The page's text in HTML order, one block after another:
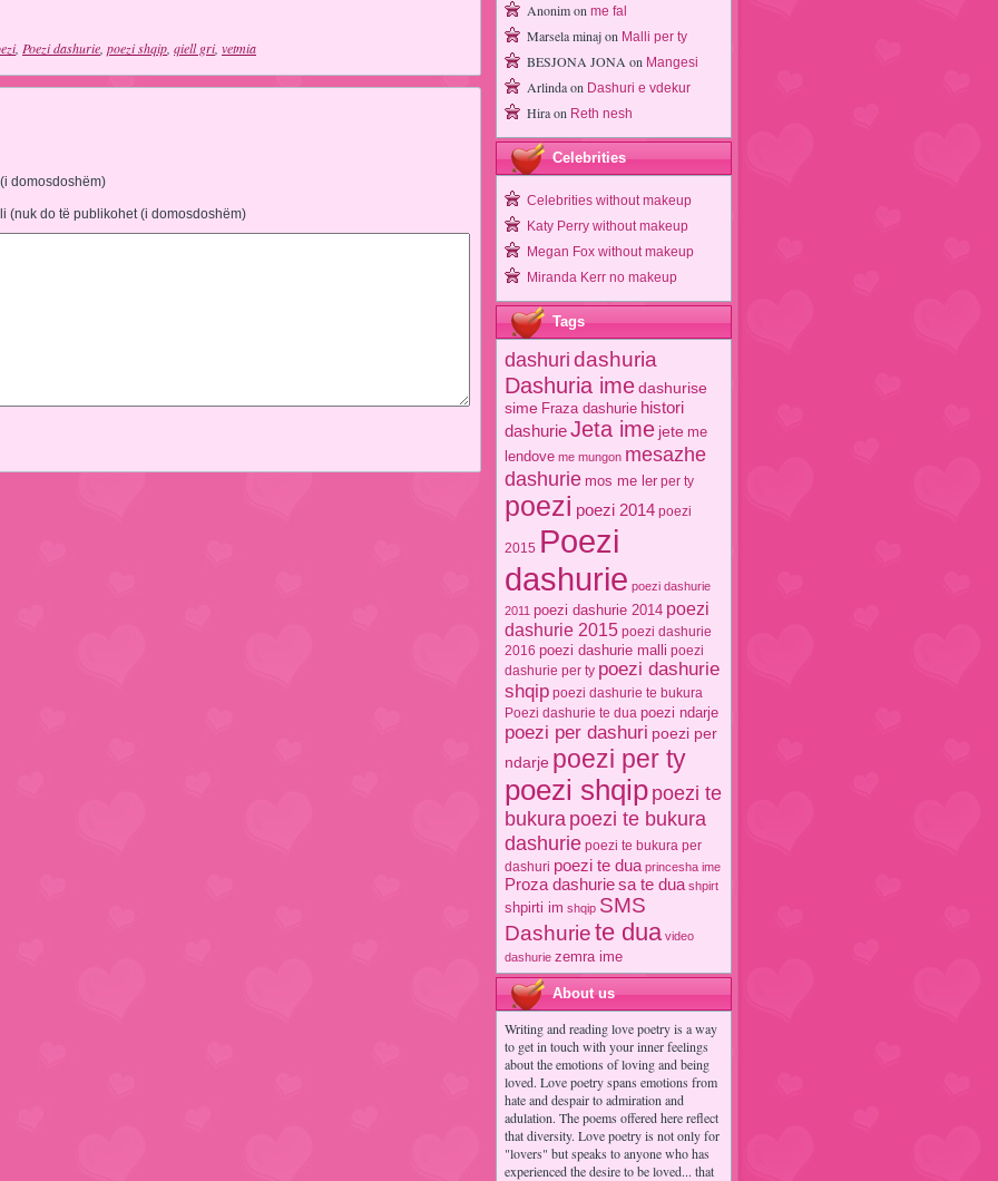
, Poezi dashurie poezi shqip qiell gri, vetmia
domosdoshëm)
(nuk do të publikohet (i domosdoshëm)
Anonimon me fal
Marsela minajon Malli per ty
BESJONA JONA on Mangesi
Arlindaon Dashuri e vdekur
Hiraon Reth nesh
Celebrities
Celebrities without makeup
Katy Perry without makeup
Megan Fox without makeup
Miranda Kerr no makeup
Tags
dashuridashuria
Dashuria imedashurise
sime Fraza dashurie histori
dashurieJeta ime jete me
lendove me mungon mesazhe
dashurie mos me ler per ty
poezi poezi 2014 poezi
2015 Poezi
dashurie poezi dashurie
2011 poezi dashurie 2014 poezi
dashurie 2015 poezi dashurie
2016 poezi dashurie malli poezi
dashurie per ty poezi dashurie
shqip poezi dashurie te bukura
Poezi dashurie te dua poezi ndarje
poezi per dashuri poezi per
ndarje poezi per ty
poezi shqip poezi te
bukura poezi te bukura
dashurie poezi te bukura per
dashuri poezi te dua princesha ime
Proza dashuriesa te dua shpirt
shpirti im shqip SMS
Dashuriete dua video
dashurie zemra ime
About us
Writing and reading love poetry is a way
to get in touch with your inner feelings
about the emotions of loving and being
loved. Love poetry spans emotions from
hate and despair to admiration and
adulation. The poems offered here reflect
that diversity. Love poetry is not only for
"lovers" but speaks to anyone who has
experienced the desire to be loved... that